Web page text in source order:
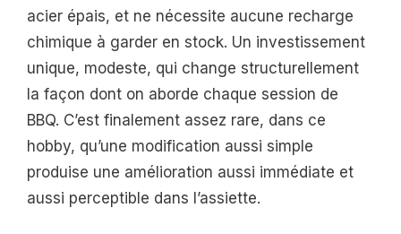
acier épais, et ne nécessite aucune recharge
chimique à garder en stock. Un investissement
unique, modeste, qui change structurellement
la façon dont on aborde chaque session de
BBQ. C’est finalement assez rare, dans ce
hobby, qu’une modification aussi simple
produise une amélioration aussi immédiate et
aussi perceptible dans l’assiette.